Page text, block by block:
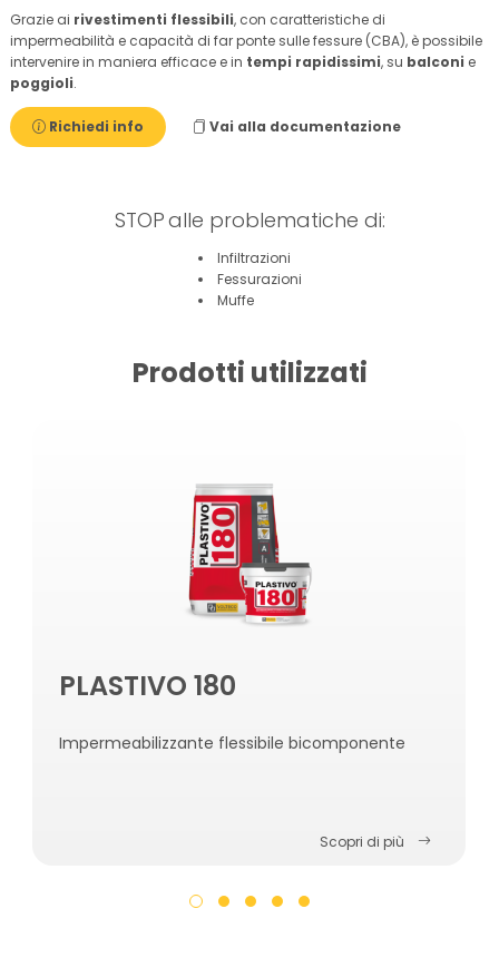
Grazie ai rivestimenti flessibili, con caratteristiche di
impermeabilità e capacità di far ponte sulle fessure (CBA), è possibile
intervenire in maniera efficace e in tempi rapidissimi, su balconi e
poggioli.
Richiedi info Vai alla documentazione
STOPalle problematiche di:
Infiltrazioni
Fessurazioni
Muffe
Prodotti utilizzati
PLASTIVO 180
Impermeabilizzante flessibile bicomponente
Scopri di più